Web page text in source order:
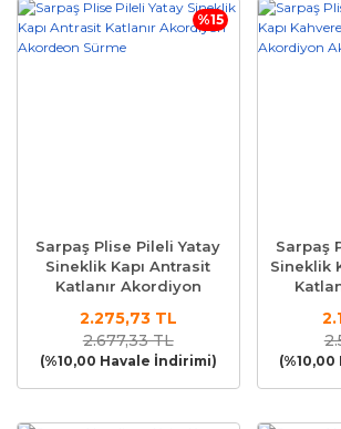
%15
Sarpaş Plise Pileli Yatay
Sineklik Kapı Antrasit
Katlanır Akordiyon
2.275,73 TL
2.677,33 TL
(%10,00 Havale İndirimi)
Sarpaş
Sineklik